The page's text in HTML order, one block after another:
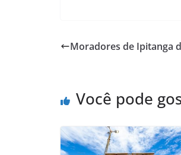
s
p
e
o
k
l e
Moradores de Ipitanga
Você pode